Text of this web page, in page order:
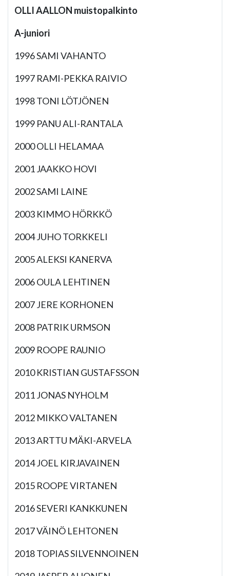
OLLI AALLON muistopalkinto
A-juniori
1996 SAMI VAHANTO
1997 RAMI-PEKKA RAIVIO
1998 TONI LÖTJÖNEN
1999 PANU ALI-RANTALA
2000 OLLI HELAMAA
2001 JAAKKO HOVI
2002 SAMI LAINE
2003 KIMMO HÖRKKÖ
2004 JUHO TORKKELI
2005 ALEKSI KANERVA
2006 OULA LEHTINEN
2007 JERE KORHONEN
2008 PATRIK URMSON
2009 ROOPE RAUNIO
2010 KRISTIAN GUSTAFSSON
2011 JONAS NYHOLM
2012 MIKKO VALTANEN
2013 ARTTU MÄKI-ARVELA
2014 JOEL KIRJAVAINEN
2015 ROOPE VIRTANEN
2016 SEVERI KANKKUNEN
2017 VÄINÖ LEHTONEN
2018 TOPIAS SILVENNOINEN